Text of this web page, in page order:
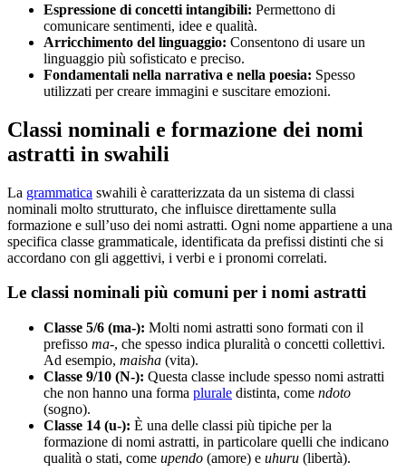
Espressione di concetti intangibili: Permettono di
comunicare sentimenti, idee e qualità.
Arricchimento del linguaggio: Consentono di usare un
linguaggio più sofisticato e preciso.
Fondamentali nella narrativa e nella poesia: Spesso
utilizzati per creare immagini e suscitare emozioni.
Classi nominali e formazione dei nomi
astratti in swahili
La grammatica swahili è caratterizzata da un sistema di classi
nominali molto strutturato, che influisce direttamente sulla
formazione e sull’uso dei nomi astratti. Ogni nome appartiene a una
specifica classe grammaticale, identificata da prefissi distinti che si
accordano con gli aggettivi, i verbi e i pronomi correlati.
Le classi nominali più comuni per i nomi astratti
Classe 5/6 (ma-): Molti nomi astratti sono formati con il
prefisso ma-, che spesso indica pluralità o concetti collettivi.
Ad esempio, maisha (vita).
Classe 9/10 (N-): Questa classe include spesso nomi astratti
che non hanno una forma plurale distinta, come ndoto
(sogno).
Classe 14 (u-): È una delle classi più tipiche per la
formazione di nomi astratti, in particolare quelli che indicano
qualità o stati, come upendo (amore) e uhuru (libertà).